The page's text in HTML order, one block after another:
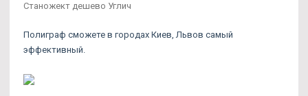
Станожект дешево Углич
Полиграф сможете в городах Киев, Львов самый
эффективный.